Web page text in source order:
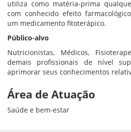
utiliza como matéria-prima
com conhecido efeito
um medicamento fitoterápico.
Público-alvo
Nutricionistas, Médicos,
demais profissionais de nível
aprimorar seus conhecimentos
Área de Atuação
Saúde e bem-estar